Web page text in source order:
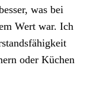
was bei
Wert war. Ich
oder Küchen